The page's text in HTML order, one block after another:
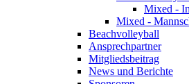
Mixed -
Mixed -
Beachvolleyball
Ansprechpartner
Mitgliedsbeitrag
News und Berichte